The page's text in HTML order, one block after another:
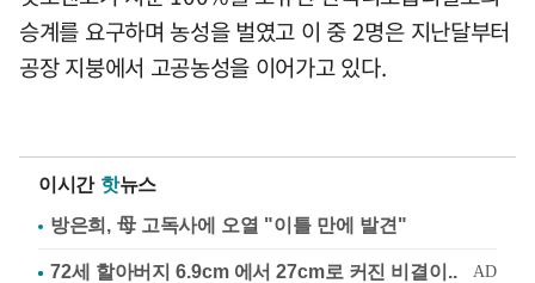
승계를 요구하며 농성을 벌였고 이 중 2명은 지난달부터
공장 지붕에서 고공농성을 이어가고 있다.
이시간 핫뉴스
방은희, 母 고독사에 오열 "이틀 만에 발견"